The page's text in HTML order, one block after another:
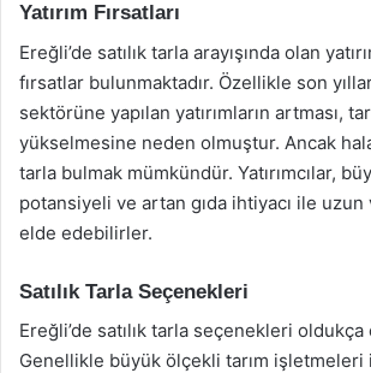
Yatırım Fırsatları
Ereğli’de satılık tarla arayışında olan
fırsatlar bulunmaktadır. Özellikle son
sektörüne yapılan yatırımların artması,
yükselmesine neden olmuştur. Ancak
tarla bulmak mümkündür. Yatırımcılar,
potansiyeli ve artan gıda ihtiyacı ile
elde edebilirler.
Satılık Tarla Seçenekleri
Ereğli’de satılık tarla seçenekleri
Genellikle büyük ölçekli tarım